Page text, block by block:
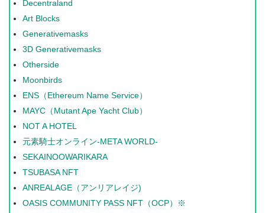
Decentraland
Art Blocks
Generativemasks
3D Generativemasks
Otherside
Moonbirds
ENS（Ethereum Name Service）
MAYC（Mutant Ape Yacht Club）
NOT A HOTEL
元素騎士オンライン-META WORLD-
SEKAINOOWARIKARA
TSUBASA NFT
ANREALAGE（アンリアレイジ)
OASIS COMMUNITY PASS NFT（OCP）※